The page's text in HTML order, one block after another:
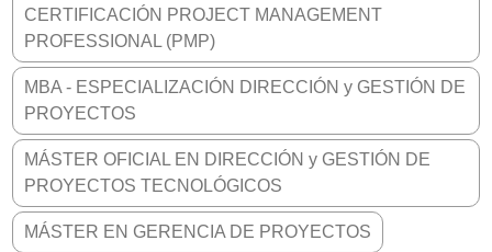
CERTIFICACIÓN PROJECT MANAGEMENT
PROFESSIONAL (PMP)
MBA - ESPECIALIZACIÓN DIRECCIÓN y GESTIÓN DE
PROYECTOS
MÁSTER OFICIAL EN DIRECCIÓN y GESTIÓN DE
PROYECTOS TECNOLÓGICOS
MÁSTER EN GERENCIA DE PROYECTOS